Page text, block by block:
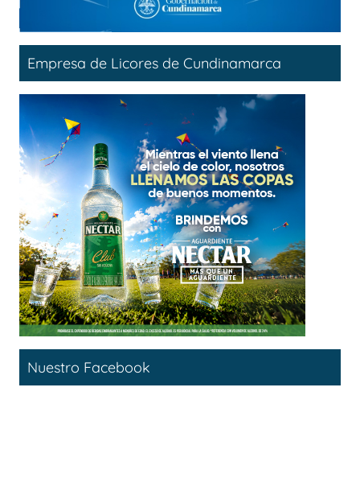
Empresa de Licores de Cundinamarca
Nuestro Facebook